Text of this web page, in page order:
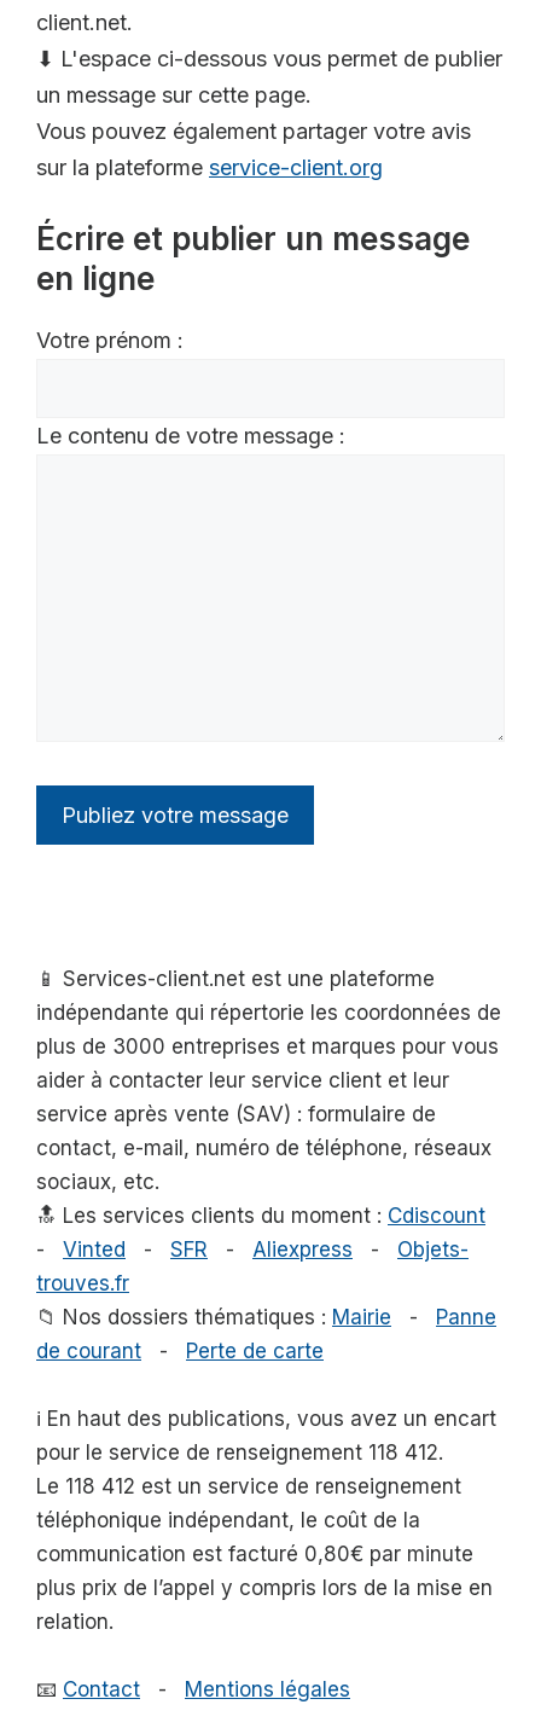
client.net.
⬇ L'espace ci-dessous vous permet de publier
un message sur cette page.
Vous pouvez également partager votre avis
sur la plateforme service-client.org
Écrire et publier un message
en ligne
Votre prénom :
Le contenu de votre message :
📱 Services-client.net est une plateforme
indépendante qui répertorie les coordonnées de
plus de 3000 entreprises et marques pour vous
aider à contacter leur service client et leur
service après vente (SAV) : formulaire de
contact, e-mail, numéro de téléphone, réseaux
sociaux, etc.
🔝 Les services clients du moment : Cdiscount
- Vinted - SFR - Aliexpress - Objets-
trouves.fr
📁 Nos dossiers thématiques : Mairie - Panne
de courant - Perte de carte
ℹ️ En haut des publications, vous avez un encart
pour le service de renseignement 118 412.
Le 118 412 est un service de renseignement
téléphonique indépendant, le coût de la
communication est facturé 0,80€ par minute
plus prix de l’appel y compris lors de la mise en
relation.
📧 Contact - Mentions légales